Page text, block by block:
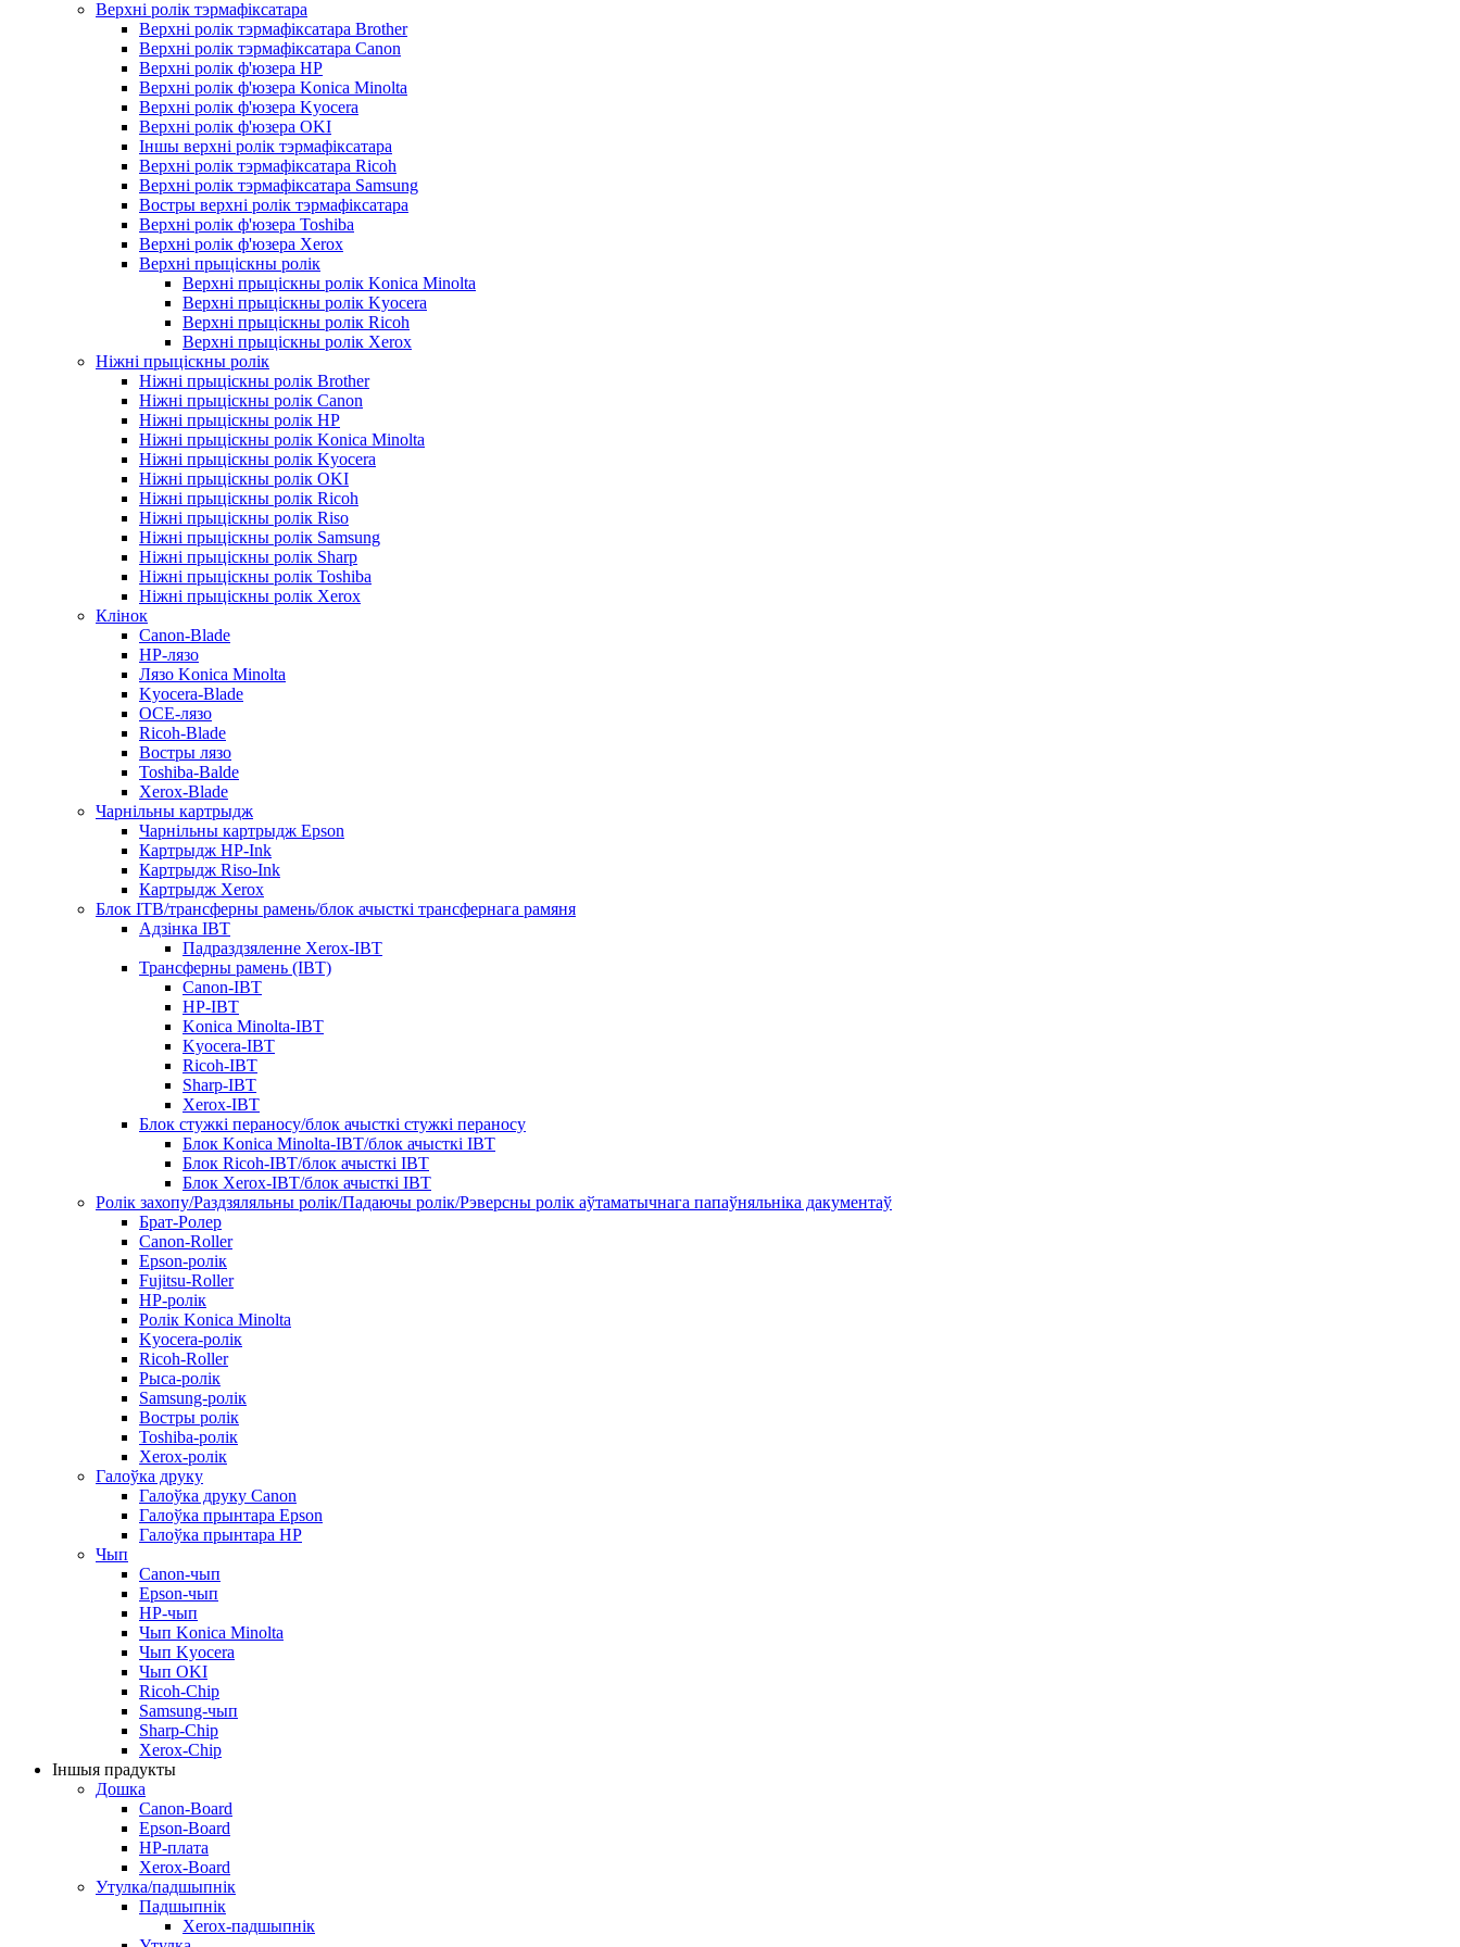
Верхні ролік тэрмафіксатара
Верхні ролік тэрмафіксатара Brother
Верхні ролік тэрмафіксатара Canon
Верхні ролік ф'юзера HP
Верхні ролік ф'юзера Konica Minolta
Верхні ролік ф'юзера Kyocera
Верхні ролік ф'юзера OKI
Іншы верхні ролік тэрмафіксатара
Верхні ролік тэрмафіксатара Ricoh
Верхні ролік тэрмафіксатара Samsung
Востры верхні ролік тэрмафіксатара
Верхні ролік ф'юзера Toshiba
Верхні ролік ф'юзера Xerox
Верхні прыціскны ролік
Верхні прыціскны ролік Konica Minolta
Верхні прыціскны ролік Kyocera
Верхні прыціскны ролік Ricoh
Верхні прыціскны ролік Xerox
Ніжні прыціскны ролік
Ніжні прыціскны ролік Brother
Ніжні прыціскны ролік Canon
Ніжні прыціскны ролік HP
Ніжні прыціскны ролік Konica Minolta
Ніжні прыціскны ролік Kyocera
Ніжні прыціскны ролік OKI
Ніжні прыціскны ролік Ricoh
Ніжні прыціскны ролік Riso
Ніжні прыціскны ролік Samsung
Ніжні прыціскны ролік Sharp
Ніжні прыціскны ролік Toshiba
Ніжні прыціскны ролік Xerox
Клінок
Canon-Blade
HP-лязо
Лязо Konica Minolta
Kyocera-Blade
OCE-лязо
Ricoh-Blade
Востры лязо
Toshiba-Balde
Xerox-Blade
Чарнільны картрыдж
Чарнільны картрыдж Epson
Картрыдж HP-Ink
Картрыдж Riso-Ink
Картрыдж Xerox
Блок ITB/трансферны рамень/блок ачысткі трансфернага рамяня
Адзінка IBT
Падраздзяленне Xerox-IBT
Трансферны рамень (IBT)
Canon-IBT
HP-IBT
Konica Minolta-IBT
Kyocera-IBT
Ricoh-IBT
Sharp-IBT
Xerox-IBT
Блок стужкі пераносу/блок ачысткі стужкі пераносу
Блок Konica Minolta-IBT/блок ачысткі IBT
Блок Ricoh-IBT/блок ачысткі IBT
Блок Xerox-IBT/блок ачысткі IBT
Ролік захопу/Раздзяляльны ролік/Падаючы ролік/Рэверсны ролік аўтаматычнага папаўняльніка дакументаў
Брат-Ролер
Canon-Roller
Epson-ролік
Fujitsu-Roller
HP-ролік
Ролік Konica Minolta
Kyocera-ролік
Ricoh-Roller
Рыса-ролік
Samsung-ролік
Востры ролік
Toshiba-ролік
Xerox-ролік
Галоўка друку
Галоўка друку Canon
Галоўка прынтара Epson
Галоўка прынтара HP
Чып
Canon-чып
Epson-чып
HP-чып
Чып Konica Minolta
Чып Kyocera
Чып OKI
Ricoh-Chip
Samsung-чып
Sharp-Chip
Xerox-Chip
Іншыя прадукты
Дошка
Canon-Board
Epson-Board
HP-плата
Xerox-Board
Утулка/падшыпнік
Падшыпнік
Xerox-падшыпнік